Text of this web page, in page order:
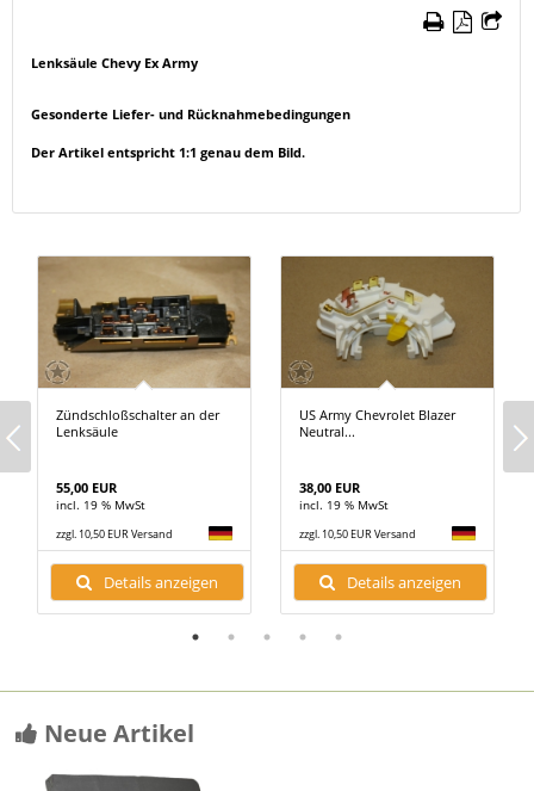
Lenksäule Chevy Ex Army
Gesonderte Liefer- und Rücknahmebedingungen
Der Artikel entspricht 1:1 genau dem Bild.
Zündschloßschalter an der
Lenksäule
55,00 EUR
incl. 19 % MwSt
zzgl. 10,50 EUR Versand
Details anzeigen
US Army Chevrolet Blazer
Neutral...
38,00 EUR
incl. 19 % MwSt
zzgl. 10,50 EUR Versand
Details anzeigen
Neue Artikel